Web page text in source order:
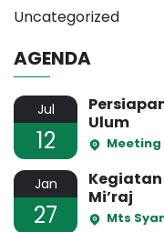
Uncategorized
AGENDA
Jul
12
Ulum
Meeting
Jan
27
Mi’raj
Mts